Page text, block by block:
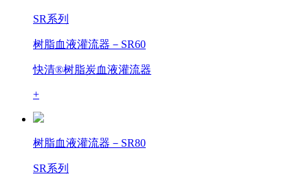
SR系列
树脂血液灌流器－SR60
快清®树脂炭血液灌流器
+
树脂血液灌流器－SR80
SR系列